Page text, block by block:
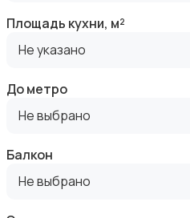
Аренда дома посуточно
Площадь кухни, м²
Не указано
До метро
Не выбрано
Балкон
Не выбрано